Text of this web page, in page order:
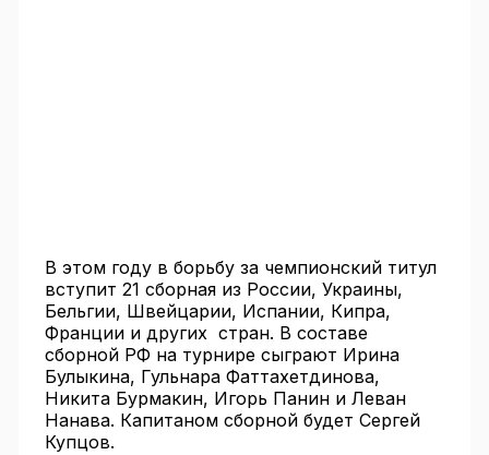
В этом году в борьбу за чемпионский титул
вступит 21 сборная из России, Украины,
Бельгии, Швейцарии, Испании, Кипра,
Франции и других стран. В составе
сборной РФ на турнире сыграют Ирина
Булыкина, Гульнара Фаттахетдинова,
Никита Бурмакин, Игорь Панин и Леван
Нанава. Капитаном сборной будет Сергей
Купцов.